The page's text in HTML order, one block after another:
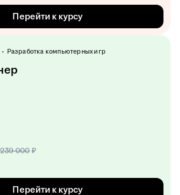
Перейти к курсу
Разработка компьютерных игр
239 000 ₽
Перейти к курсу